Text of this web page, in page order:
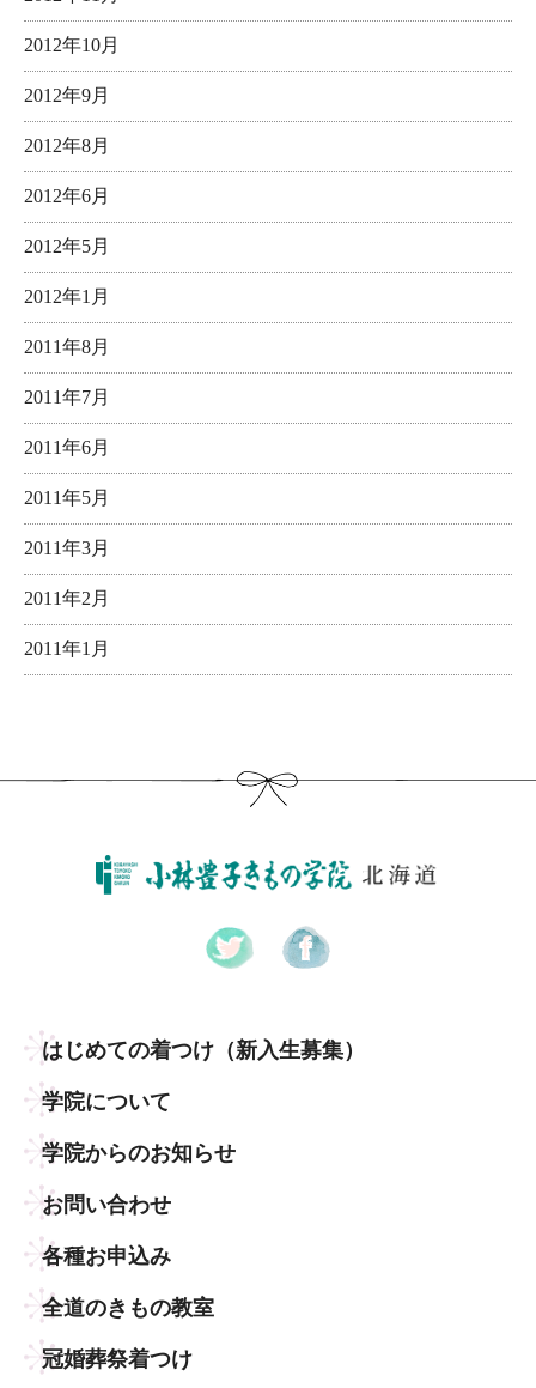
2012年10月
2012年9月
2012年8月
2012年6月
2012年5月
2012年1月
2011年8月
2011年7月
2011年6月
2011年5月
2011年3月
2011年2月
2011年1月
はじめての着つけ （新入生募集）
学院について
学院からのお知らせ
お問い合わせ
各種お申込み
全道のきもの教室
冠婚葬祭着つけ